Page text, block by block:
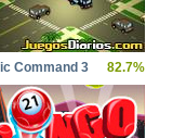
Command 3 82.7%